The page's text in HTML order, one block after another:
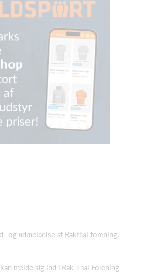
og udmeldelse af Rakthai forening.
melde sig ind i Rak Thai Forening